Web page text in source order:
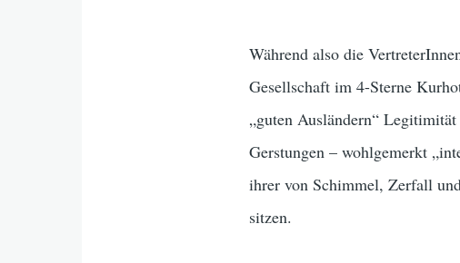
Während also die
Gesellschaft im 4-Sterne
„guten Ausländern“
Gerstungen – wohlgemerkt
ihrer von Schimmel, Zerfall
sitzen.